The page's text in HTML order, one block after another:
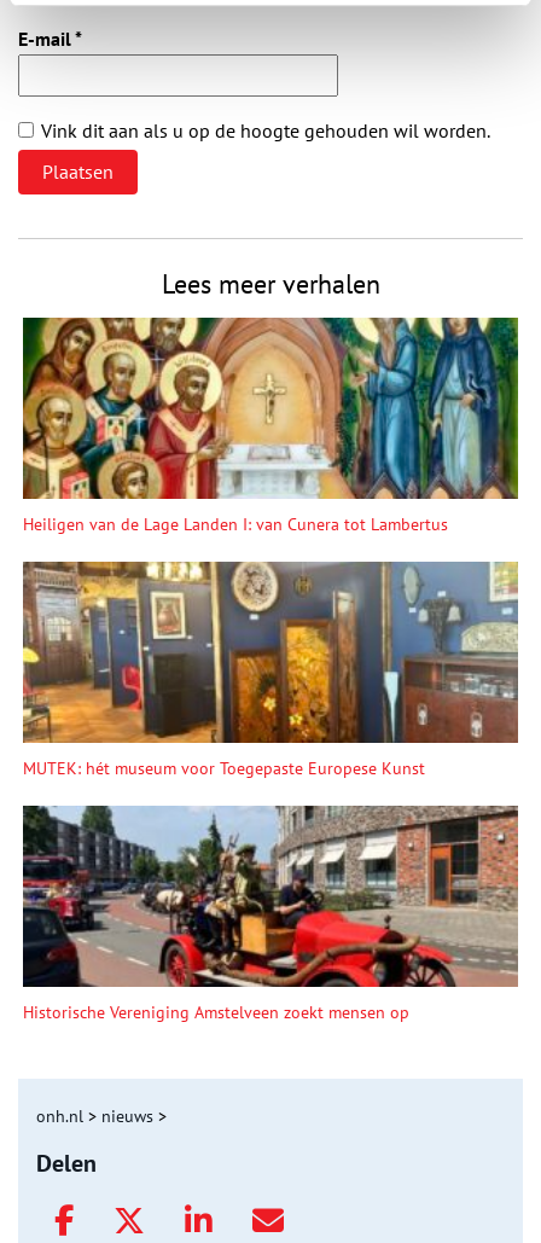
E-mail*
Vink dit aan als u op de hoogte gehouden wil worden.
Lees meer verhalen
Heiligen van de Lage Landen I: van Cunera tot Lambertus
MUTEK: hét museum voor Toegepaste Europese Kunst
Historische Vereniging Amstelveen zoekt mensen op
onh.nl > nieuws >
Delen